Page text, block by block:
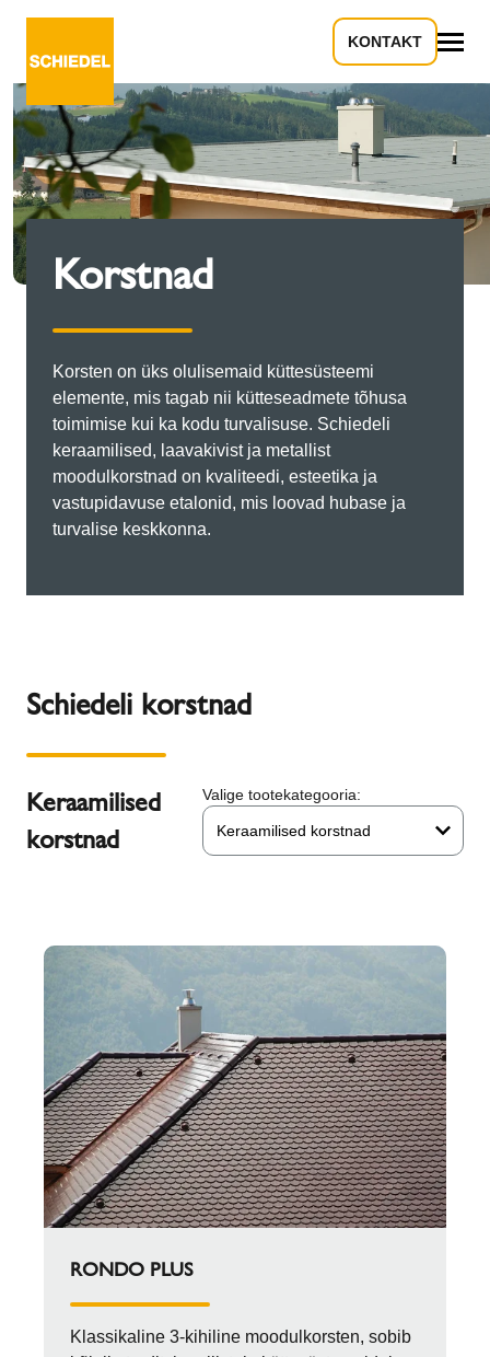
KONTAKT
Korstnad
Korsten on üks olulisemaid küttesüsteemi
elemente, mis tagab nii kütteseadmete tõhusa
toimimise kui ka kodu turvalisuse. Schiedeli
keraamilised, laavakivist ja metallist
moodulkorstnad on kvaliteedi, esteetika ja
vastupidavuse etalonid, mis loovad hubase ja
turvalise keskkonna.
Schiedeli korstnad
Keraamilised
korstnad
Valige tootekategooria:
Keraamilised korstnad
RONDO PLUS
Klassikaline 3-kihiline moodulkorsten, sobib